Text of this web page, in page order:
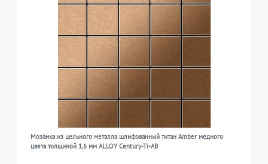
Мозаика из цельного металла шлифованный титан Amber медного
цвета толщиной 1,6 мм ALLOY Century-Ti-AB